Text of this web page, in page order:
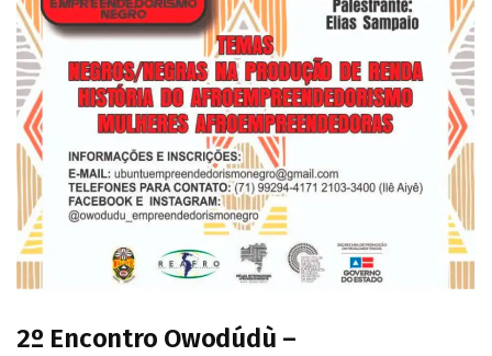
2º Encontro Owodúdù –